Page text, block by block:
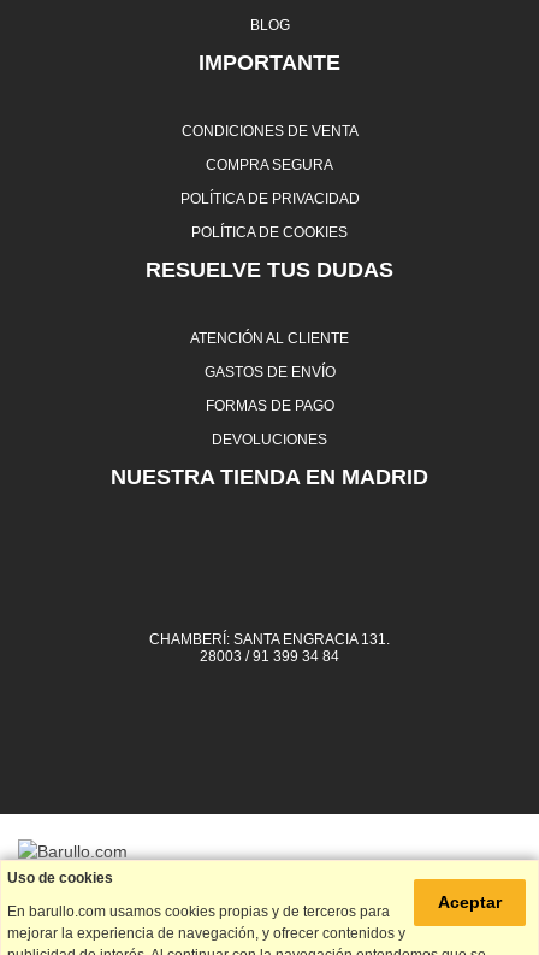
BLOG
IMPORTANTE
CONDICIONES DE VENTA
COMPRA SEGURA
POLÍTICA DE PRIVACIDAD
POLÍTICA DE COOKIES
RESUELVE TUS DUDAS
ATENCIÓN AL CLIENTE
GASTOS DE ENVÍO
FORMAS DE PAGO
DEVOLUCIONES
NUESTRA TIENDA EN MADRID
CHAMBERÍ: SANTA ENGRACIA 131.
28003 / 91 399 34 84
info@barullo.com
Aceptar
Uso de cookies
En barullo.com usamos cookies propias y de terceros para
mejorar la experiencia de navegación, y ofrecer contenidos y